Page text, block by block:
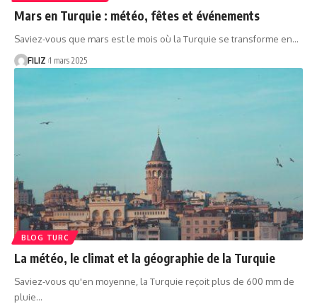
Mars en Turquie : météo, fêtes et événements
Saviez-vous que mars est le mois où la Turquie se transforme en…
FILIZ 1 mars 2025
BLOG TURC
La météo, le climat et la géographie de la Turquie
Saviez-vous qu'en moyenne, la Turquie reçoit plus de 600 mm de
pluie…